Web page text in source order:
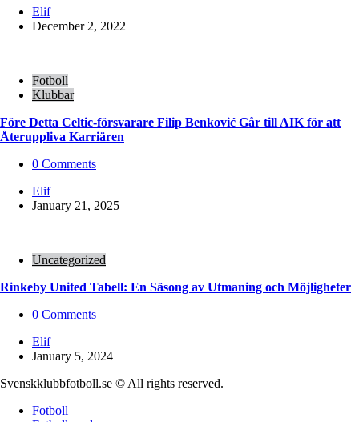
Posted
by
Elif
December 2, 2022
Fotboll
Klubbar
Före Detta Celtic-försvarare Filip Benković Går till AIK för att
Återuppliva Karriären
0 Comments
Posted
by
Elif
January 21, 2025
Uncategorized
Rinkeby United Tabell: En Säsong av Utmaning och Möjligheter
0 Comments
Posted
by
Elif
January 5, 2024
Svenskklubbfotboll.se © All rights reserved.
Fotboll